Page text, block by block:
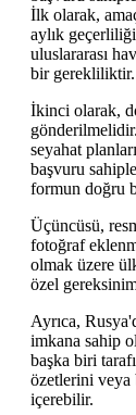
İlk olarak,
aylık
uluslararası
bir gerekliliktir.
İkinci olarak,
seyahat
başvuru
formun doğru
Üçüncüsü,
fotoğraf
olmak üzere
özel
Ayrıca,
imkana sahip
başka biri
özetlerini veya
içerebilir.